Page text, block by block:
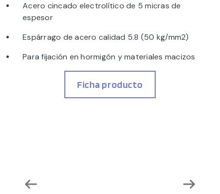
Acero cincado electrolítico de 5 micras de
espesor
Espárrago de acero calidad 5.8 (50 kg/mm2)
Para fijación en hormigón y materiales macizos
Ficha producto